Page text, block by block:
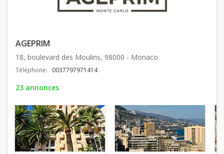
AGEPRIM
18, boulevard des Moulins, 98000 - Monaco
Téléphone: 0037797971414
23 annonces